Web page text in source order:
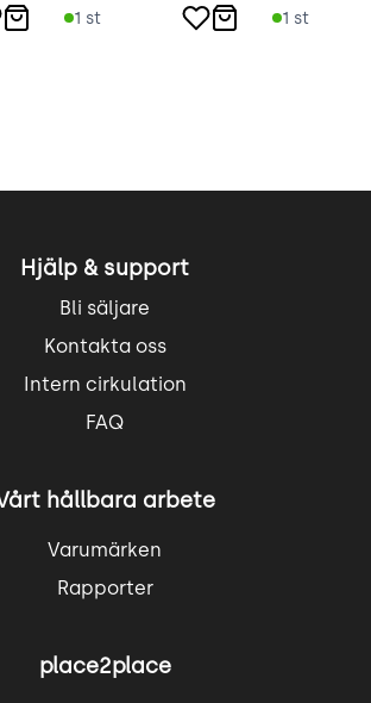
1 st 1 st
Hjälp & support
Bli säljare
Kontakta oss
Intern cirkulation
FAQ
hållbara arbete
Varumärken
Rapporter
place2place